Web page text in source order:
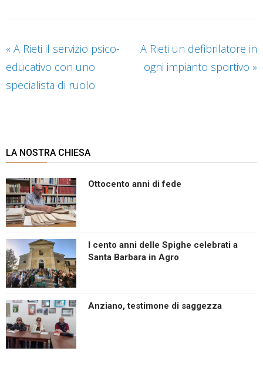
« A Rieti il servizio psico-
educativo con uno
specialista di ruolo
A Rieti un defibrilatore in
ogni impianto sportivo »
LA NOSTRA CHIESA
Ottocento anni di fede
I cento anni delle Spighe celebrati a
Santa Barbara in Agro
Anziano, testimone di saggezza